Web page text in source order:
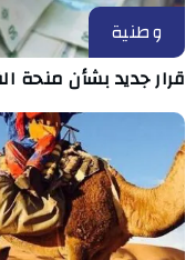
وطنية
قرار جديد بشأن منحة